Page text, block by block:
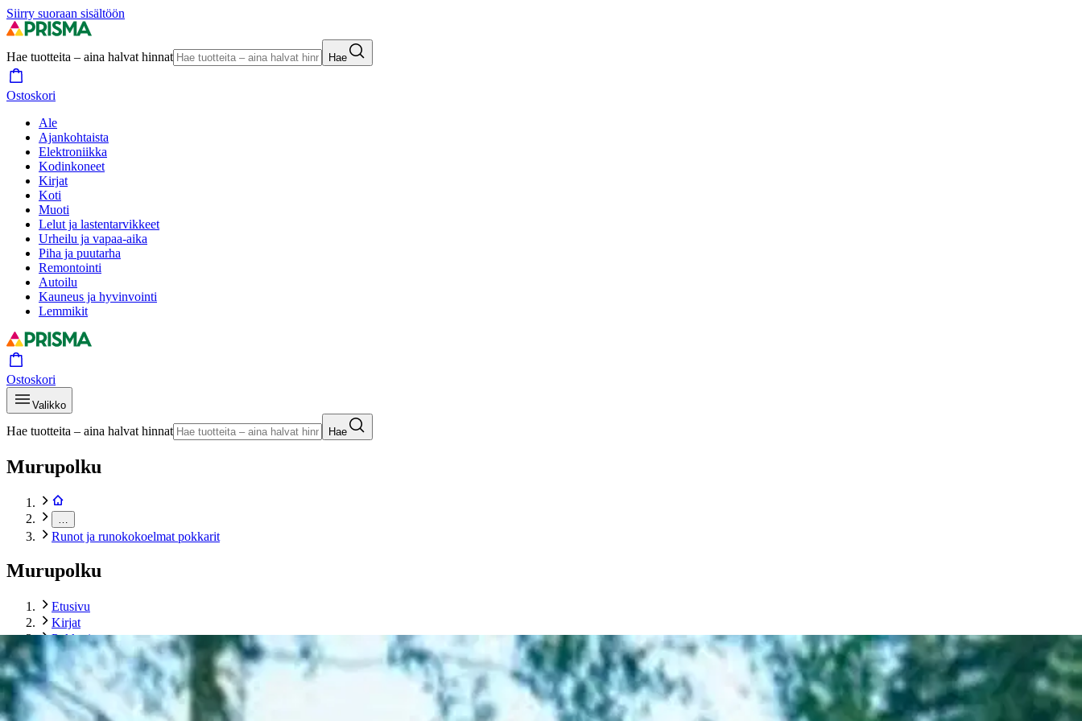
Siirry suoraan sisältöön
Hae tuotteita – aina halvat hinnat Hae
Ostoskori
Ale
Ajankohtaista
Elektroniikka
Kodinkoneet
Kirjat
Koti
Muoti
Lelut ja lastentarvikkeet
Urheilu ja vapaa-aika
Piha ja puutarha
Remontointi
Autoilu
Kauneus ja hyvinvointi
Lemmikit
Ostoskori
Valikko
Hae tuotteita – aina halvat hinnat Hae
Murupolku
Runot ja runokokoelmat pokkarit
Murupolku
Etusivu
Kirjat
Pokkarit
Runot ja runokokoelmat pokkarit
Holopainen, Sydämeltä sydämelle
Tuotekuvat- ja videot
Ohita tuotekuva